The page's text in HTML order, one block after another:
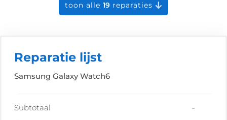
toon alle 19 reparaties
Reparatie lijst
Samsung Galaxy Watch6
Subtotaal -